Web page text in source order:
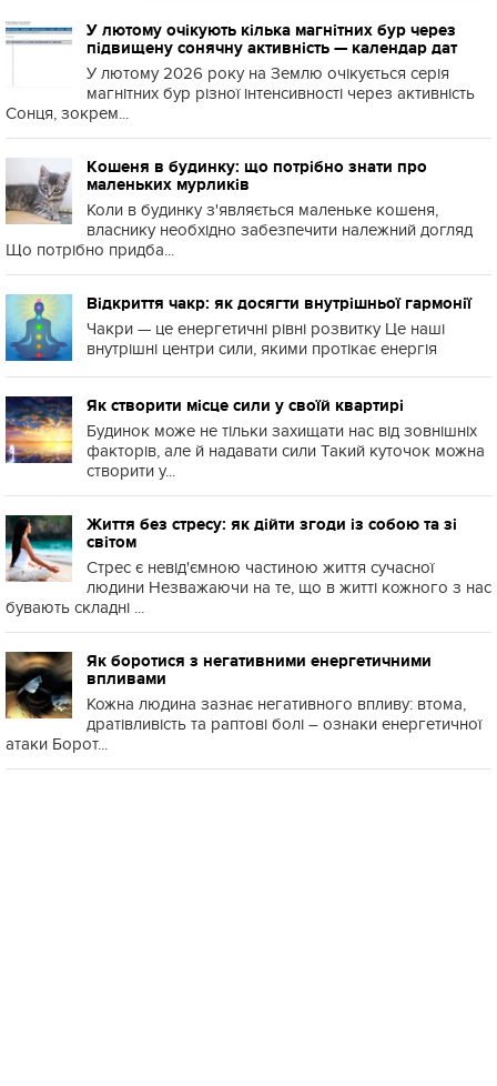
У лютому очікують кілька магнітних бур через
підвищену сонячну активність — календар дат
У лютому 2026 року на Землю очікується серія
магнітних бур різної інтенсивності через активність
Сонця, зокрем...
Кошеня в будинку: що потрібно знати про
маленьких мурликів
Коли в будинку з'являється маленьке кошеня,
власнику необхідно забезпечити належний догляд
Що потрібно придба...
Відкриття чакр: як досягти внутрішньої гармонії
Чакри — це енергетичні рівні розвитку Це наші
внутрішні центри сили, якими протікає енергія
Як створити місце сили у своїй квартирі
Будинок може не тільки захищати нас від зовнішніх
факторів, але й надавати сили Такий куточок можна
створити у...
Життя без стресу: як дійти згоди із собою та зі
світом
Стрес є невід'ємною частиною життя сучасної
людини Незважаючи на те, що в житті кожного з нас
бувають складні ...
Як боротися з негативними енергетичними
впливами
Кожна людина зазнає негативного впливу: втома,
дратівливість та раптові болі – ознаки енергетичної
атаки Борот...